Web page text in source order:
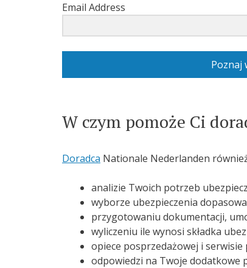
Email Address
Poznaj
W czym pomoże Ci
Doradca Nationale Nederlanden
analizie Twoich potrzeb
wyborze ubezpieczenia
przygotowaniu dokumentacji,
wyliczeniu ile wynosi składka
opiece posprzedażowej i serwisie
odpowiedzi na Twoje dodatkowe